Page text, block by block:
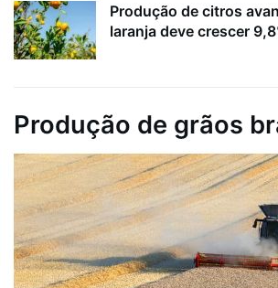
Produção de citros
laranja deve crescer
Produção de grãos